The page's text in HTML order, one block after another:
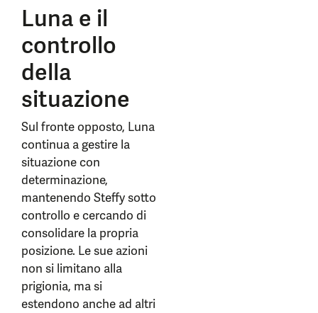
Luna e il
controllo
della
situazione
Sul fronte opposto, Luna
continua a gestire la
situazione con
determinazione,
mantenendo Steffy sotto
controllo e cercando di
consolidare la propria
posizione. Le sue azioni
non si limitano alla
prigionia, ma si
estendono anche ad altri